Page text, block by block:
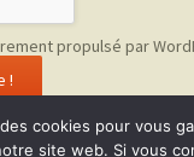
propulsé par
cookies pour vous
site web. Si vous